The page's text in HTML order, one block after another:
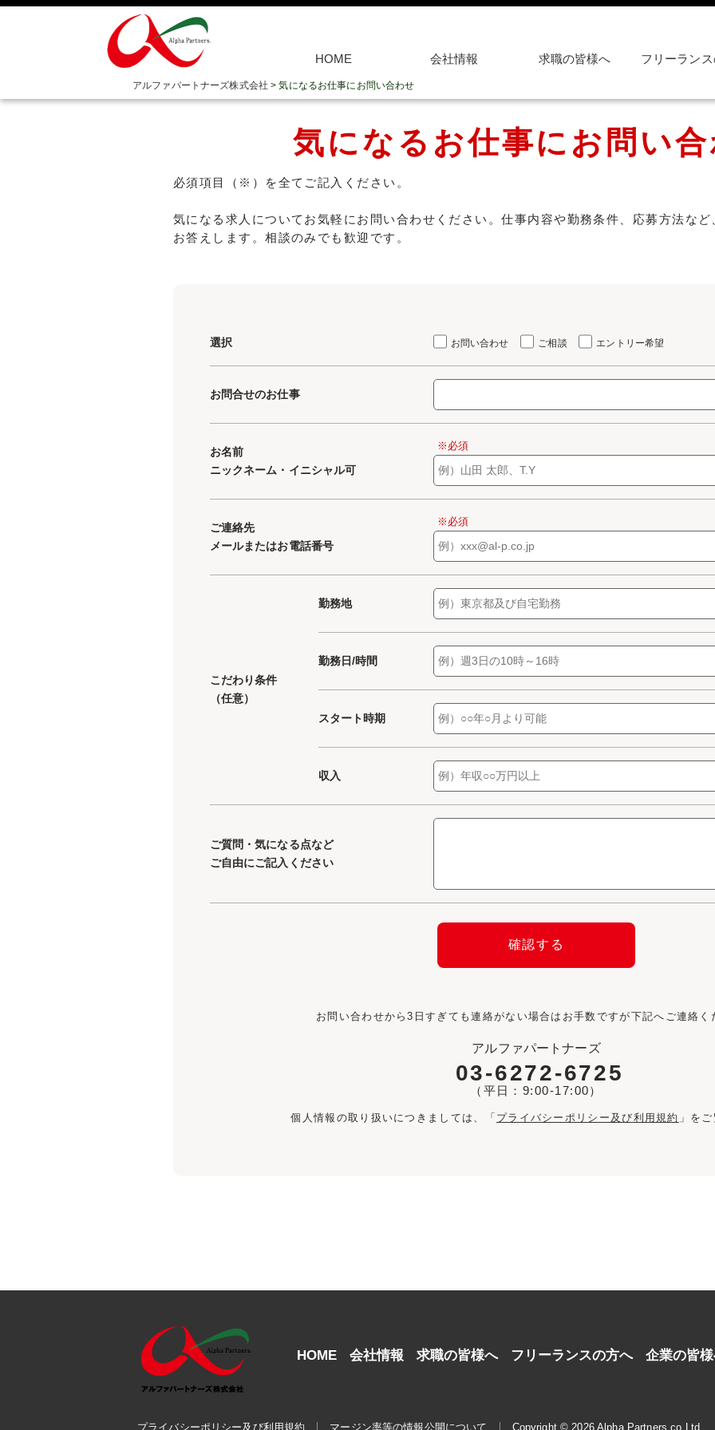
HOME 会社情報 求職の皆様へ フリーラン
アルファパートナーズ株式会社 >気になるお仕事にお問い合わせ
気になるお仕事にお問い
必須項目（※）を全てご記入ください。
気になる求人についてお気軽にお問い合わせください。仕事内容や勤務条件、応募方法な
お答えします。相談のみでも歓迎です。
選択 お問い合わせ ご相談 エントリー希望
お問合せのお仕事
お名前
ニックネーム・イニシャル可
※必須
ご連絡先
メールまたはお電話番号
※必須
こだわり条件
（任意）
勤務地
勤務日/時間
スタート時期
収入
ご質問・気になる点など
ご自由にご記入ください
お問い合わせから3日すぎても連絡がない場合はお手数ですが下記へご連絡く
アルファパートナーズ
03-6272-6725
（平日：9:00-17:00）
個人情報の取り扱いにつきましては、「 プライバシーポリシー及び利用規約 」を
HOME 会社情報 求職の皆様へ フリーランスの方へ 企業の皆
プライバシーポリシー及び利用規約 マージン率等の情報公開について Copyright © 2026 Alpha Partners co.Ltd.